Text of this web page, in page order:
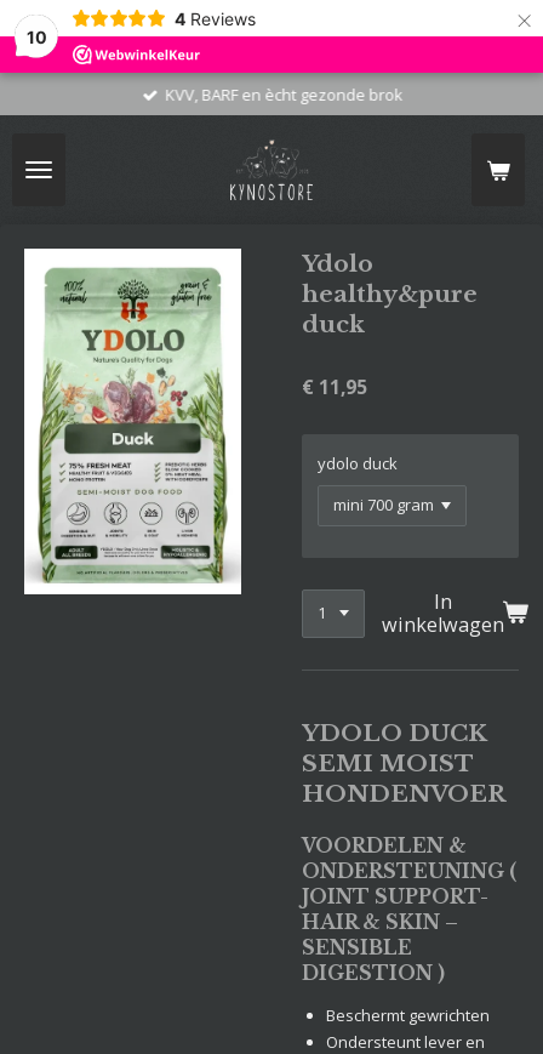
10
4 Reviews ×
KVV, BARF en ècht gezonde brok
Ydolo
healthy&pure
duck
€ 11,95
ydolo duck
In
winkelwagen
YDOLO DUCK
SEMI MOIST
HONDENVOER
VOORDELEN &
ONDERSTEUNING (
JOINT SUPPORT-
HAIR & SKIN –
SENSIBLE
DIGESTION )
Beschermt gewrichten
Ondersteunt lever en